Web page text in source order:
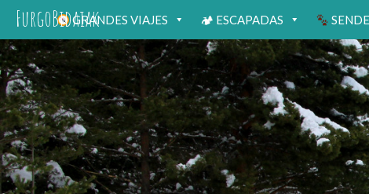
FurgoBidaiakGRANDES VIAJES 🏕 ESCAPADAS